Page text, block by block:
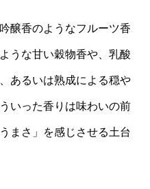
醸香のようなフルーツ香
うな甘い穀物香や、乳酸
あるいは熟成による穏や
いった香りは味わいの前
まさ」を感じさせる土台